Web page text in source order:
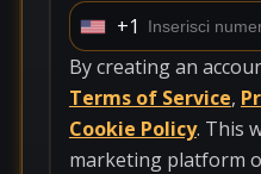
U
n
i
t
e
+1
By creating an
Terms of Service,
Cookie Policy. This
marketing platform